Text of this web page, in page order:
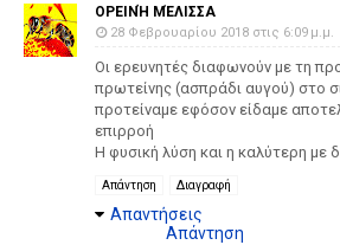
ΟΡΕΙΝΉ ΜΈΛΙΣΣΑ
28 Φεβρουαρίου 2018 στις 6:09 μ.μ.
Οι ερευνητές διαφωνούν με τη
πρωτείνης (ασπράδι αυγού) στο
προτείναμε εφόσον είδαμε
επιρροή
Η φυσική λύση και η καλύτερη με
Απάντηση Διαγραφή
Απαντήσεις
Απάντηση